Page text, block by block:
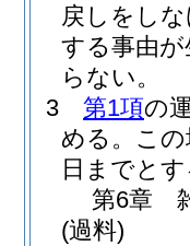
戻しをし
する事由
らない。
3
第1項の
める。 こ
日までと
第6章
(過料)